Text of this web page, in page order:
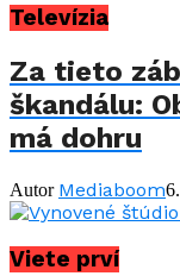
Televízia
Za tieto
škandálu:
má dohru
Autor Mediaboom
Viete prví